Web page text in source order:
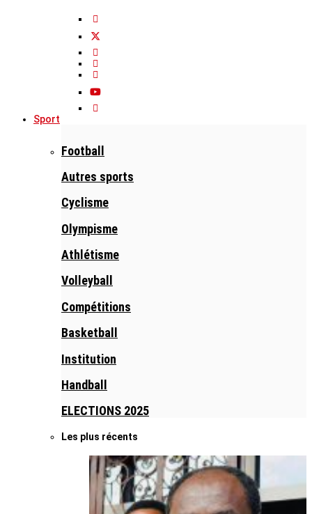
Sport
Football
Autres sports
Cyclisme
Olympisme
Athlétisme
Volleyball
Compétitions
Basketball
Institution
Handball
ELECTIONS 2025
Les plus récents